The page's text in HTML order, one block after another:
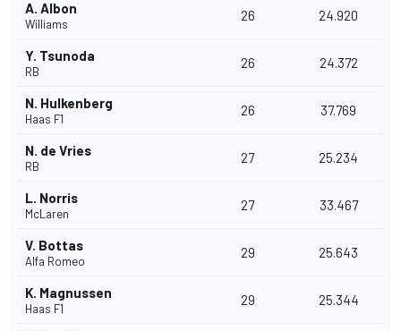
A. Albon
Williams
26 24.920
Y. Tsunoda
RB
26 24.372
N. Hulkenberg
Haas F1
26 37.769
N. de Vries
RB
27 25.234
L. Norris
McLaren
27 33.467
V. Bottas
Alfa Romeo
29 25.643
K. Magnussen
Haas F1
29 25.344